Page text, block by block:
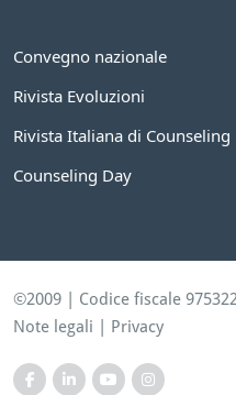
Convegno nazionale
Rivista Evoluzioni
Rivista Italiana di Counseling
Counseling Day
©2009 | Codice fiscale
Note legali
Privacy